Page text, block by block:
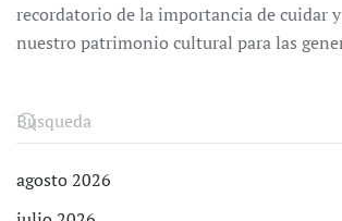
recordatorio de la importancia de cuidar
nuestro patrimonio cultural para las
agosto 2026